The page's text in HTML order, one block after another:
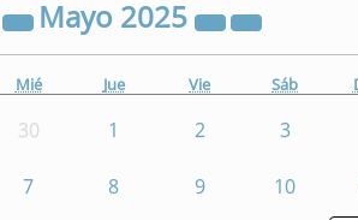
Mayo 2025
Mié Jue Vie Sáb
30 1 2 3
7 8 9 10